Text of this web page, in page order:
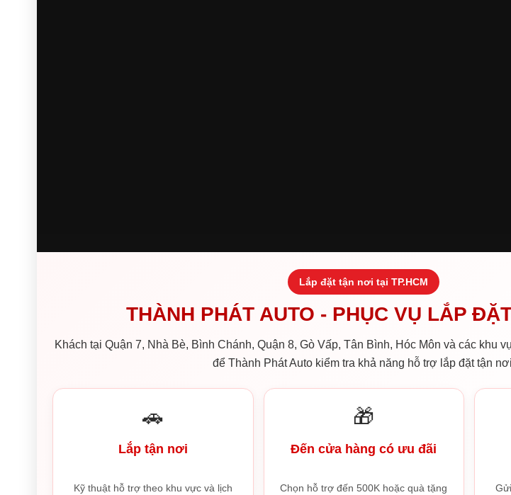
Lắp đặt tận nơi tại TP.HCM
THÀNH PHÁT AUTO - PHỤC VỤ LẮP
Khách tại Quận 7, Nhà Bè, Bình Chánh, Quận 8, Gò Vấp, Tân Bình, Hóc Môn và các khu
để Thành Phát Auto kiểm tra khả năng hỗ trợ lắp đặt tận
🚗
Lắp tận nơi
Kỹ thuật hỗ trợ theo khu vực và lịch
🎁
Đến cửa hàng có ưu đãi
Chọn hỗ trợ đến 500K hoặc quà tặng